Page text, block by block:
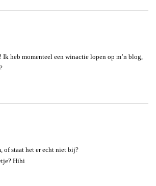
Ik heb momenteel een winactie lopen op m’n blog,
of staat het er echt niet bij?
Hihi